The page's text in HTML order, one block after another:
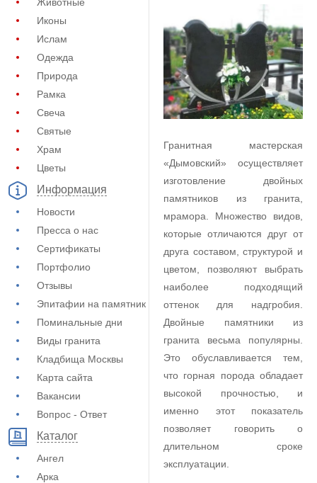
Иконы
Ислам
Одежда
Природа
Рамка
Свеча
Святые
Храм
Цветы
Информация
Новости
Пресса о нас
Сертификаты
Портфолио
Отзывы
Эпитафии на памятник
Поминальные дни
Виды гранита
Кладбища Москвы
Карта сайта
Вакансии
Вопрос - Ответ
Каталог
Ангел
Арка
Гранитная мастерская
«Дымовский» осуществляет
изготовление двойных
памятников из гранита,
мрамора. Множество видов,
которые отличаются друг от
друга составом, структурой и
цветом, позволяют выбрать
наиболее подходящий
оттенок для надгробия.
Двойные памятники из
гранита весьма популярны.
Это обуславливается тем,
что горная порода обладает
высокой прочностью, и
именно этот показатель
позволяет говорить о
длительном сроке
эксплуатации.